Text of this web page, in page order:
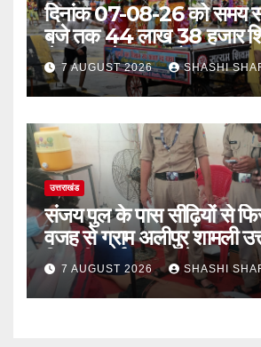
दिनांक 07-08-26 को समय
बजे तक 44 लाख 38 हजार
लेकर अपने गंतव्य को प्रस्थान
7 AUGUST 2026 SHASHI
उत्तराखंड
संजय पुल के पास सीढ़ियों से
वजह से ग्राम अलीपुर शामली
निवासी आर्यन कुमार के सर पर
गई
7 AUGUST 2026 SHASHI